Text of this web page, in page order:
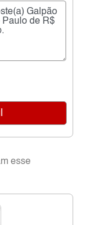
esse